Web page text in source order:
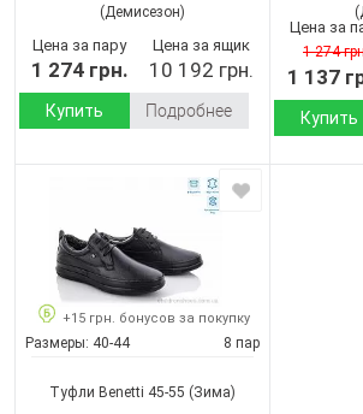
(Демисезон)
Цена за пару
1 274 грн.
Цена за ящик
10 192 грн.
Купить Подробнее
Цена за
1 274
1 137
Купить
+15 грн. бонусов за покупку
Размеры: 40-44 8 пар
Туфли Benetti 45-55 (Зима)